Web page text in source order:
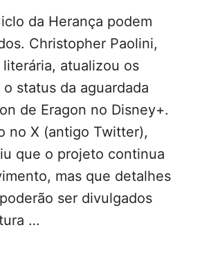
da Herança podem
Christopher Paolini,
atualizou os
status da aguardada
de Eragon no Disney+.
no X (antigo Twitter),
que o projeto continua
mas que detalhes
ser divulgados
…